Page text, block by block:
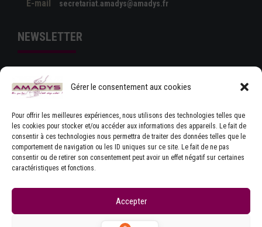
Gérer le consentement aux cookies
Pour offrir les meilleures expériences, nous utilisons des technologies telles que
les cookies pour stocker et/ou accéder aux informations des appareils. Le fait de
consentir à ces technologies nous permettra de traiter des données telles que le
comportement de navigation ou les ID uniques sur ce site. Le fait de ne pas
consentir ou de retirer son consentement peut avoir un effet négatif sur certaines
caractéristiques et fonctions.
Accepter
E-mail secretariat.amadys@amadys.fr
NEWSLETTER
J'ACCEPTE LES CONDITIONS GÉNÉRALES
D'UTILISATION